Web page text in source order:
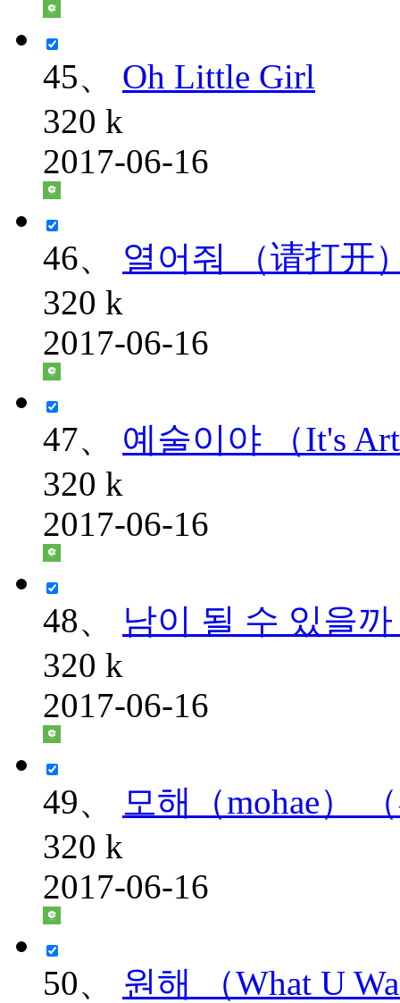
45、
Oh Little Girl
320 k
2017-06-16
46、
열어줘 （请打开
320 k
2017-06-16
47、
예술이야 （It's
320 k
2017-06-16
48、
남이 될 수 있을
320 k
2017-06-16
49、
모해（mohae）
320 k
2017-06-16
50、
원해 （What U